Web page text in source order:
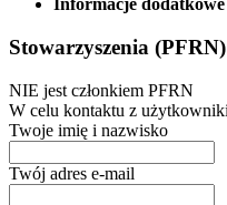
Informacje
Stowarzyszenia
NIE jest członkiem PFRN
W celu kontaktu z
Twoje imię i nazwisko
Twój adres e-mail